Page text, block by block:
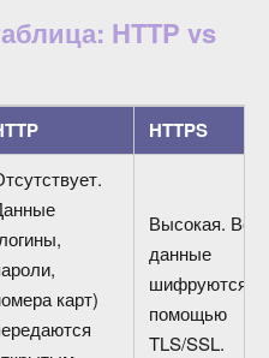
HTTP vs
HTTPS
карт)
Высокая. Все
данные
шифруются с
помощью
TLS/SSL.